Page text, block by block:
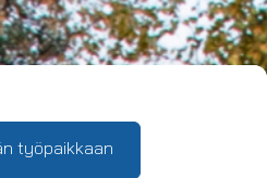
työpaikkaan